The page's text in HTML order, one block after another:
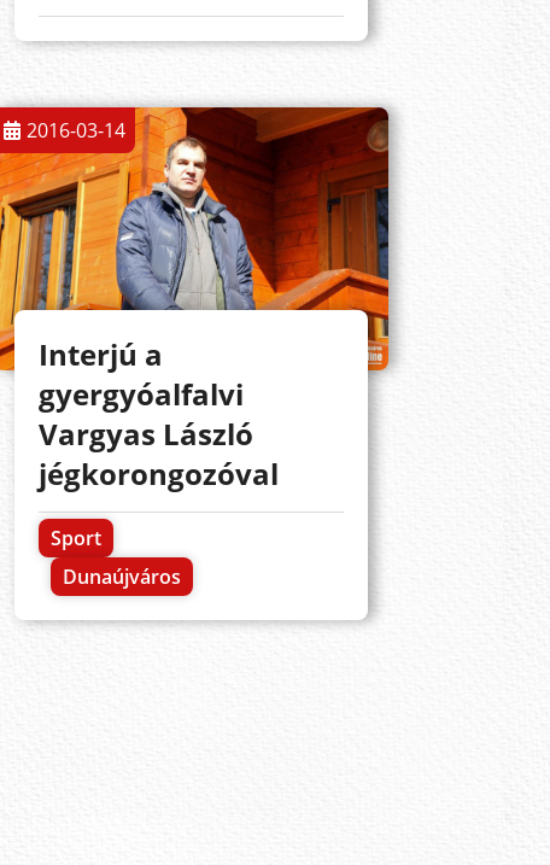
2016-03-14
Interjú a
gyergyóalfalvi
Vargyas László
jégkorongozóval
Sport
Dunaújváros